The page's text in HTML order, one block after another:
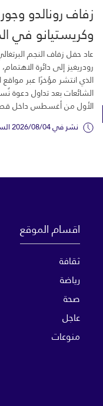
زفاف رونالدو
وكريستيانو في
عاد حفل زفاف النجم
رودريغيز إلى دائرة
الذي انتشر مؤخرًا عبر
الشائعات بعد تداول
الأول من أغسطس داخل
نشر في 2026/08/04 الساعة 10:45 م
اقسام الموقع
ثقافة
رياضة
صحة
عاجل
منوعات